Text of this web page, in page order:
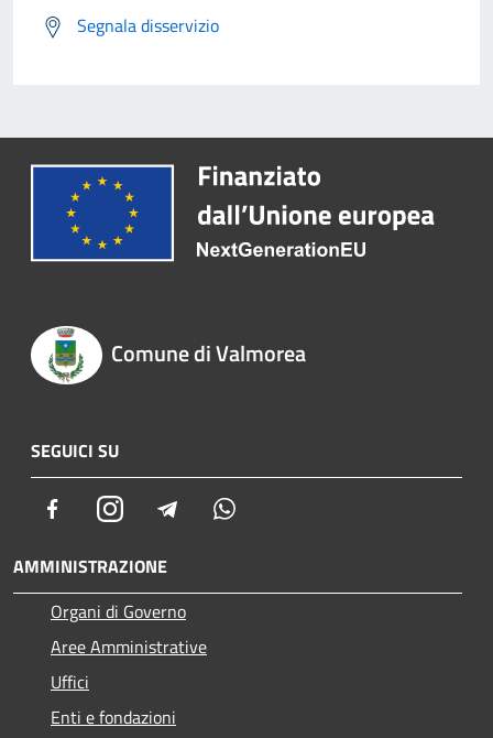
Segnala disservizio
Comune di Valmorea
SEGUICI SU
FacebookInstagram Telegram
AMMINISTRAZIONE
Organi di Governo
Aree Amministrative
Uffici
Enti e fondazioni